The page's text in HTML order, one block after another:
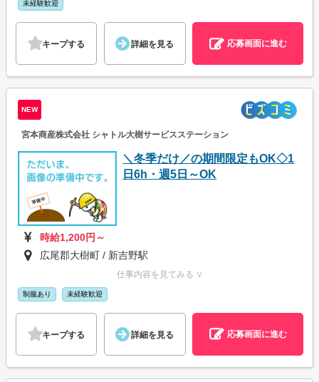
未経験歓迎
キープする 詳細を見る 応募画面に進む
NEW
宮本商産株式会社 シャトル大樹サービスステーション
＼冬季だけ／の期間限定もOK◇1
日6h・週5日～OK
時給1,200円～
広尾郡大樹町 / 新吉野駅
仕事内容を見てみる ∨
制服あり 未経験歓迎
キープする 詳細を見る 応募画面に進む